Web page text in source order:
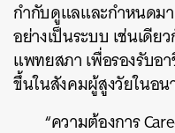
กำกับดูแลและกำหนดม
อย่างเป็นระบบ เช่นเดีย
แพทยสภา เพื่อรองรับ
ขึ้นในสังคมผู้สูงวัยในอ
“ความต้องการ